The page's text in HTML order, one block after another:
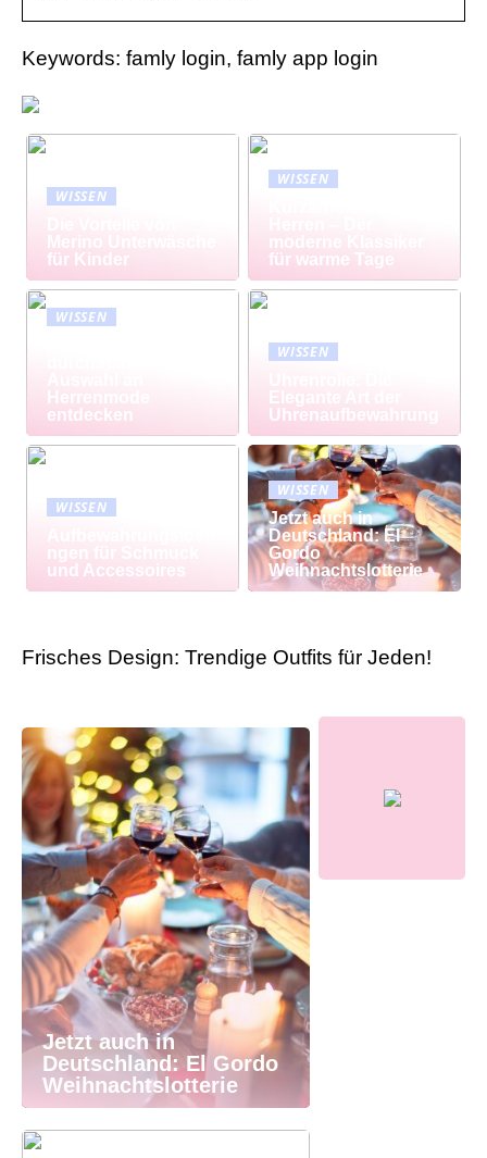
Keywords: famly login, famly app login
WISSEN
Merino Unterwäsche
für Kinder
WISSEN
moderne Klassiker
für warme Tage
WISSEN
Herrenmode
entdecken
WISSEN
Elegante Art der
Uhrenaufbewahrung
WISSEN
ngen für Schmuck
und Accessoires
WISSEN
Jetzt auch in
Deutschland: El
Gordo
Weihnachtslotterie
Frisches Design: Trendige Outfits für Jeden!
Jetzt auch in
Deutschland: El Gordo
Weihnachtslotterie